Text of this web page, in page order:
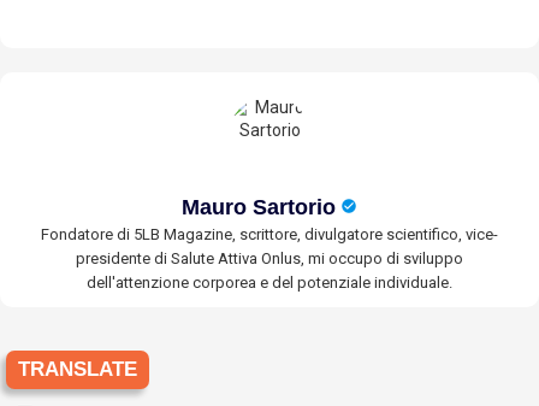
Mauro Sartorio
Fondatore di 5LB Magazine, scrittore, divulgatore scientifico, vice-
presidente di Salute Attiva Onlus, mi occupo di sviluppo
dell'attenzione corporea e del potenziale individuale.
TRANSLATE